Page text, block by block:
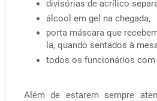
divisórias de acrílico
álcool em gel na chegada,
porta máscara que
la, quando sentados à
todos os funcionários com
Além de estarem sempre